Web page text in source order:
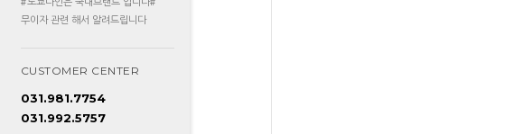
#도쿄나인은 국내브랜드 입니다#
무이자 관련 해서 알려드립니다
CUSTOMER CENTER
031.981.7754
031.992.5757